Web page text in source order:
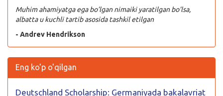
Muhim ahamiyatga ega bo’lgan nimaiki yaratilgan bo’lsa,
albatta u kuchli tartib asosida tashkil etilgan
- Andrev Hendrikson
Eng ko'p o'qilgan
Deutschland Scholarship: Germaniyada bakalavriat